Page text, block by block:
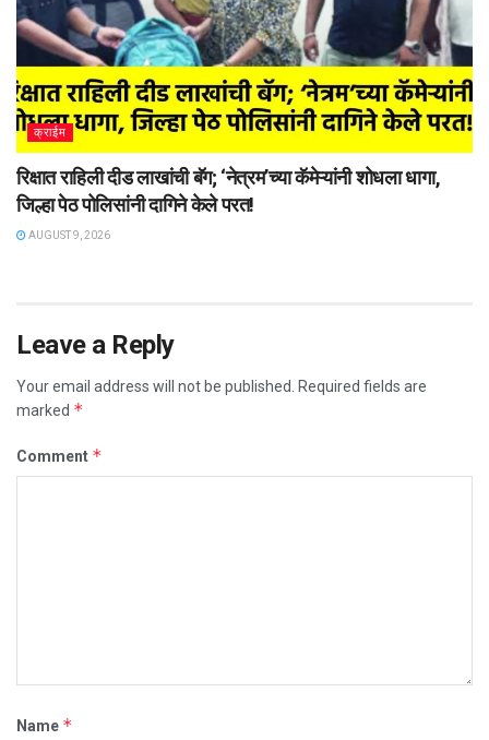
क्राईम
रिक्षात राहिली दीड लाखांची बॅग; ‘नेत्रम’च्या कॅमेऱ्यांनी शोधला धागा,
जिल्हा पेठ पोलिसांनी दागिने केले परत!
AUGUST 9, 2026
Leave a Reply
Your email address will not be published.
Required fields are
marked *
Comment *
Name *